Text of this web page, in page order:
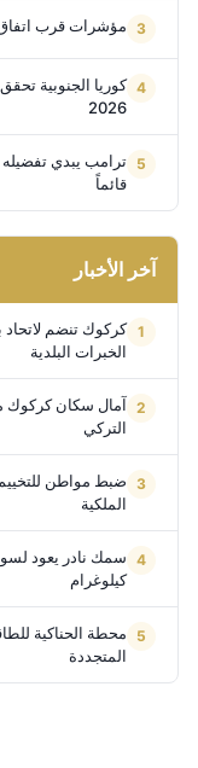
مؤشرات قرب
كوريا الجنوبية
2026
ترامب يبدي تفضيله
قائماً
آخر الأخبار
كركوك تنضم لاتحاد
الخبرات البلدية
آمال سكان كركوك
التركي
ضبط مواطن
الملكية
سمك نادر يعود
كيلوغرام
محطة الحناكية
المتجددة